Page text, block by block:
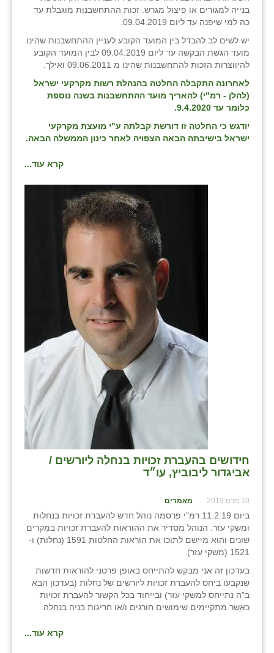
בנייה למגורים או פיצול מגרש. זכות ההתחשבנות מוגבלת עד
כה למי שיפנה עד ליום 09.04.2019.
יש לשים לב להבדל בין המועד הקובע לעניין ההתחשבנות שהינו
מועד הגשת הבקשה עד ליום 09.04.2019 לבין המועד הקובע
להיווצרות הזכות להתחשבנות שהינו מ 09.06.2011 ואילך.
לאחרונה התקבלה החלטה בהנהלת רשות מקרקעי ישראל
(להלן - רמ"י) להאריך מועד ההתחשבנות בשנה נוספת
כלומר עד 9.4.2020.
יודגש כי החלטה זו דורשת קבלתה ע"י מועצת מקרקעי
ישראל בישיבתה הבאה הצפויה לאחר כינון הממשלה הבאה.
קרא עוד...
חידושים בהעברת זכויות בנחלה ליורשים /
אביגדור ליבוביץ, עו״ד
10 מרס 2019 מאמרים
ביום 11.2.19 רמ"י פרסמה נוהל חדש להעברת זכויות בנחלות
ומשקי עזר. הנוהל מסדיר את ההוראות להעברת זכויות במקרים
שונים והוא מיישם לתוכו את הוראות החלטות 1591 (נחלות) ו-
1521 (משקי עזר).
בעדכון זה אני מבקש להתייחס באופן פרטני להוראות חדשות
שנקבעו ביחס להעברת זכויות ליורשים של נחלות (בעדכון הבא
ב"ה נתייחס למשקי עזר) ובייחוד בכל הקשור להעברת זכויות
כאשר מתקיימים שימושים חורגים ו/או חריגות בניה בנחלה.
קרא עוד...